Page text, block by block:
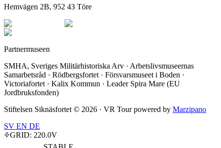
Hemvägen 2B, 952 43 Töre
Partnermuseen
SMHA, Sveriges Militärhistoriska Arv · Arbetslivsmuseernas
Samarbetsråd · Rödbergsfortet · Försvarsmuseet i Boden ·
Victoriafortet · Kalix Kommun · Leader Spira Mare (EU
Jordbruksfonden)
Stiftelsen Siknäsfortet © 2026 · VR Tour powered by Marzipano
SV EN DE
GRID: 220.0V